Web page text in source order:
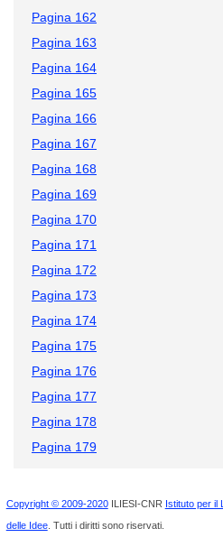
Pagina 162
Pagina 163
Pagina 164
Pagina 165
Pagina 166
Pagina 167
Pagina 168
Pagina 169
Pagina 170
Pagina 171
Pagina 172
Pagina 173
Pagina 174
Pagina 175
Pagina 176
Pagina 177
Pagina 178
Pagina 179
Copyright © 2009-2020ILIESI-CNR Istituto per il
delle Idee. Tutti i diritti sono riservati.